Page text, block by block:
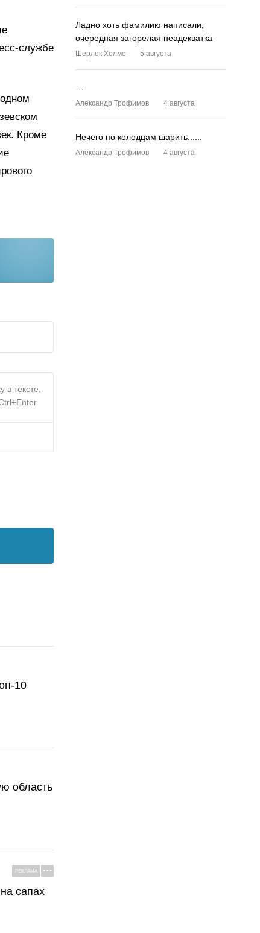
службе
Кроме
тексте,
10
область
РЕКЛАМА
сапах
Ладно хоть фамилию написали,
очередная загорелая неадекватка
Шерлок Холмс 5 августа
Александр Трофимов 4 августа
Нечего по колодцам шарить......
Александр Трофимов 4 августа